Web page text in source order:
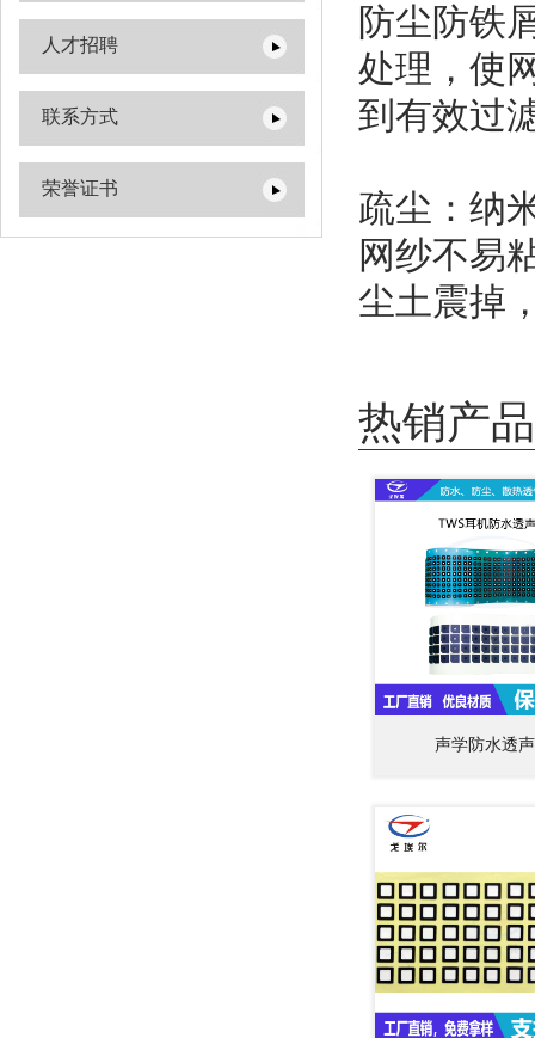
人才招聘
联系方式
荣誉证书
防尘防铁
处理，使
到有效过
疏尘：纳
网纱不易
尘土震掉
热销产
声学防水透